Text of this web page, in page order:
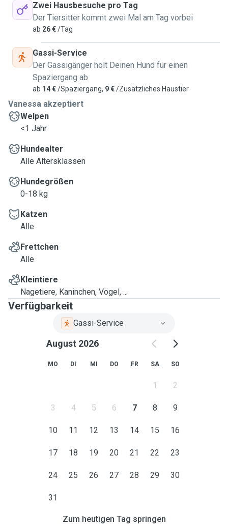
Zwei Hausbesuche pro Tag
Der Tiersitter kommt zwei Mal am Tag vorbei
ab 26 €/Tag
Gassi-Service
Der Gassigänger holt Deinen Hund für einen
Spaziergang ab
ab 14 €/Spaziergang, 9 €/Zusätzliches Haustier
Vanessa akzeptiert
Welpen
<1 Jahr
Hundealter
Alle Altersklassen
Hundegrößen
0-18 kg
Katzen
Alle
Frettchen
Alle
Kleintiere
Nagetiere, Kaninchen, Vögel, ...
Verfügbarkeit
Gassi-Service
August 2026
MO DI MI DO FR SA SO
1 2
3 4 5 6 7 8 9
10 11 12 13 14 15 16
17 18 19 20 21 22 23
24 25 26 27 28 29 30
31
Zum heutigen Tag springen